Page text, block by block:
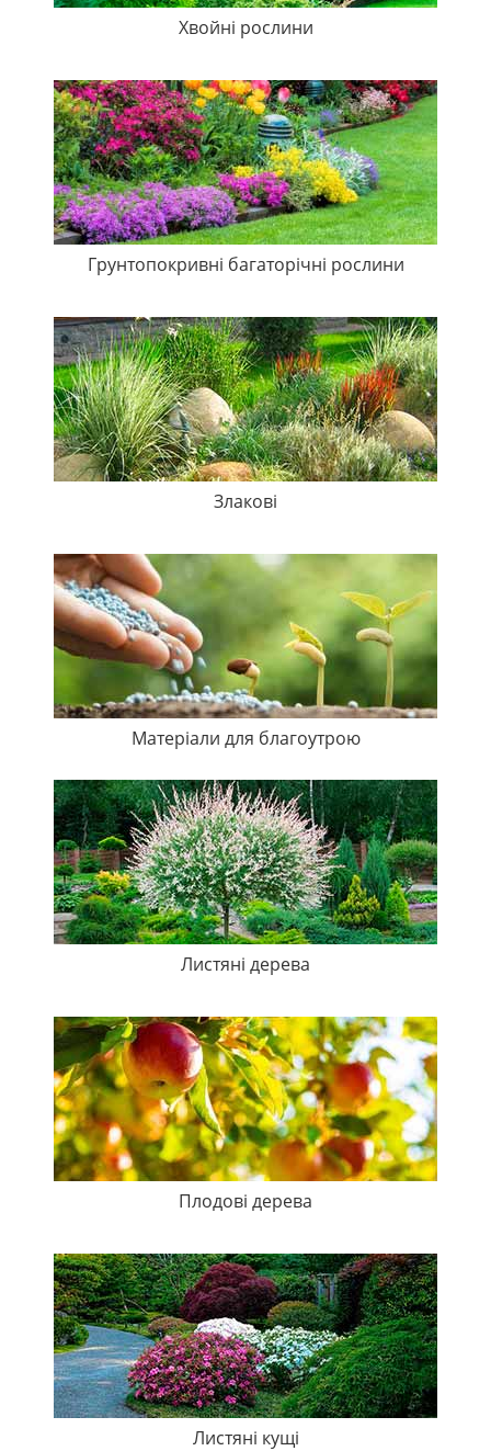
Хвойні рослини
Грунтопокривні багаторічні рослини
Злакові
Матеріали для благоутрою
Листяні дерева
Плодові дерева
Листяні кущі